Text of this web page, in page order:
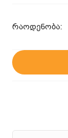
რაოდენობა: